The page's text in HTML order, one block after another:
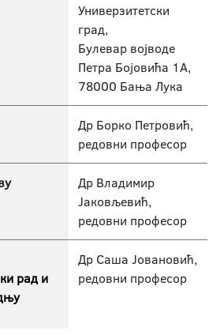
Универзитетски
град,
Булевар војводе
Петра Бојовића 1А,
78000 Бања Лука
Др Борко Петровић,
редовни професор
Др Владимир
Јаковљевић,
редовни професор
рад и
Др Саша Јовановић,
редовни професор